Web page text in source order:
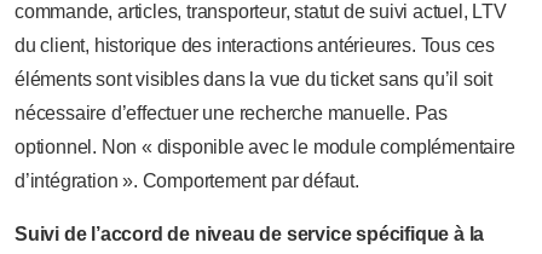
commande, articles, transporteur, statut de suivi actuel, LTV
du client, historique des interactions antérieures. Tous ces
éléments sont visibles dans la vue du ticket sans qu’il soit
nécessaire d’effectuer une recherche manuelle. Pas
optionnel. Non « disponible avec le module complémentaire
d’intégration ». Comportement par défaut.
Suivi de l’accord de niveau de service spécifique à la